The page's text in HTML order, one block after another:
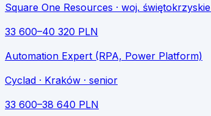
Square One Resources · woj. świętokrzyskie
33 600–40 320 PLN
Automation Expert (RPA, Power Platform)
Cyclad · Kraków · senior
33 600–38 640 PLN